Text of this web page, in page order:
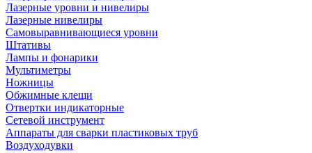
Лазерные уровни и нивелиры
Лазерные нивелиры
Самовыравнивающиеся уровни
Штативы
Лампы и фонарики
Мультиметры
Ножницы
Обжимные клещи
Отвертки индикаторные
Сетевой инструмент
Аппараты для сварки пластиковых труб
Воздуходувки